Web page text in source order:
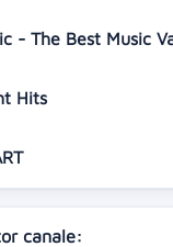
- The Best Music
Hits
canale: